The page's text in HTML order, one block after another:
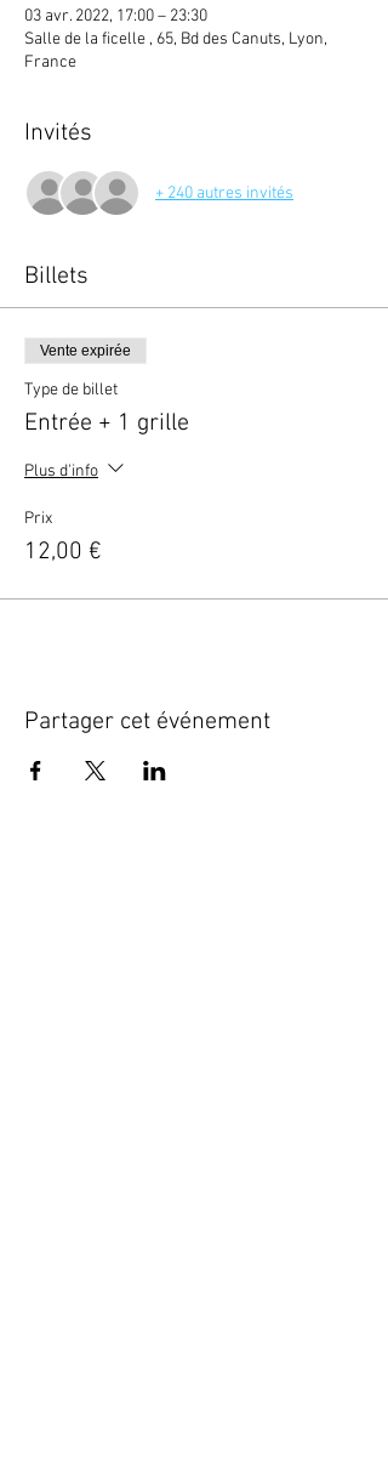
03 avr. 2022, 17:00 – 23:30
Salle de la ficelle , 65, Bd des Canuts, Lyon,
France
Invités
+ 240 autres invités
Billets
Vente expirée
Type de billet
Entrée + 1 grille
Plus d'info
Prix
12,00 €
Partager cet événement